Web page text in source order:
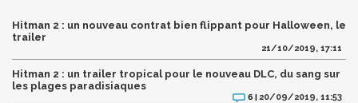
Hitman 2 : un nouveau contrat bien flippant pour Halloween, le
trailer
21/10/2019, 17:11
Hitman 2 : un trailer tropical pour le nouveau DLC, du sang sur
les plages paradisiaques
6 | 20/09/2019, 11:53